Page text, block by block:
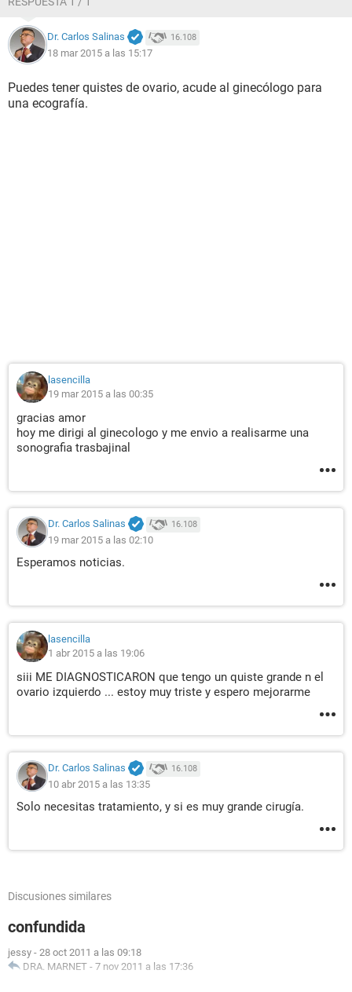
Dr. Carlos Salinas 16.108
18 mar 2015 a las 15:17
Puedes tener quistes de ovario, acude al ginecólogo para
una ecografía.
lasencilla
19 mar 2015 a las 00:35
gracias amor
hoy me dirigi al ginecologo y me envio a realisarme una
sonografia trasbajinal
Dr. Carlos Salinas 16.108
19 mar 2015 a las 02:10
Esperamos noticias.
lasencilla
1 abr 2015 a las 19:06
siii ME DIAGNOSTICARON que tengo un quiste grande n el
ovario izquierdo ... estoy muy triste y espero mejorarme
Dr. Carlos Salinas 16.108
10 abr 2015 a las 13:35
Solo necesitas tratamiento, y si es muy grande cirugía.
Discusiones similares
confundida
jessy - 28 oct 2011 a las 09:18
DRA. MARNET - 7 nov 2011 a las 17:36